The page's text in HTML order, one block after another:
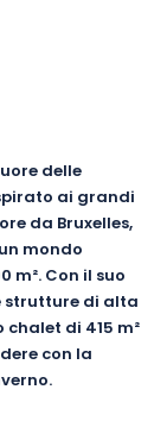
delle
ai grandi
da Bruxelles,
mondo
Con il suo
strutture di alta
di 415 m²
con la